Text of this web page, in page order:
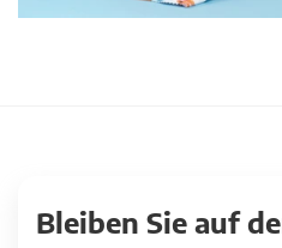
Bleiben Sie auf